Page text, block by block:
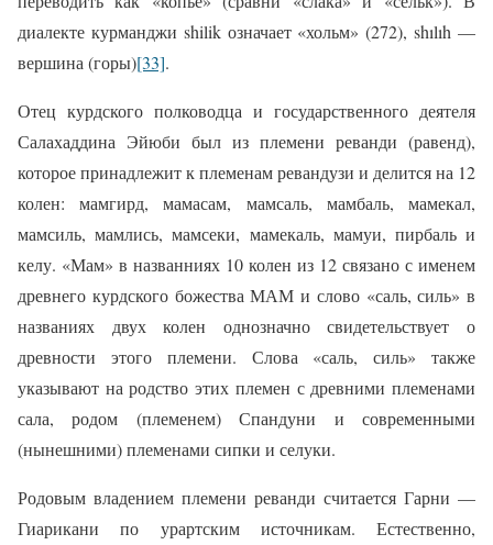
диалекте курманджи shilikозначает «хольм» (272),shılıh —
вершина (горы)[33].
Отец курдского полководца и государственного деятеля
Салахаддина Эйюби был из племени реванди (равенд),
которое принадлежит к племенам ревандузи и делится на 12
колен: мамгирд, мамасам, мамсаль, мамбаль, мамекал,
мамсиль, мамлись, мамсеки, мамекаль, мамуи, пирбаль и
келу. «Мам» в названниях 10 колен из 12 связано с именем
древнего курдского божества МАМ и слово «саль, силь» в
названиях двух колен однозначно свидетельствует о
древности этого племени. Слова «саль, силь» также
указывают на родство этих племен с древними племенами
сала, родом (племенем) Спандуни и современными
(нынешними) племенами сипки и селуки.
Родовым владением племени реванди считается Гарни —
Гиарикани по урартским источникам. Естественно,